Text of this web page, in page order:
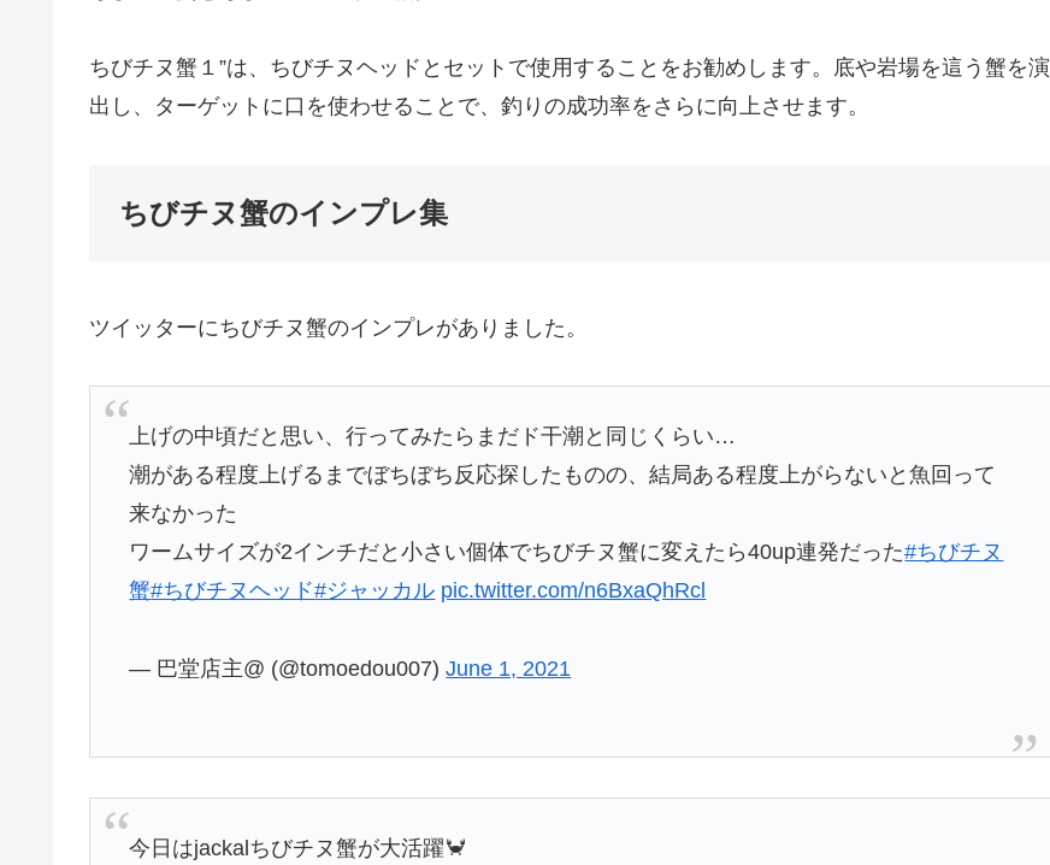
ちびチヌ蟹１”は、ちびチヌヘッドとセットで使用することをお勧めします。底や岩場を這う蟹を演
出し、ターゲットに口を使わせることで、釣りの成功率をさらに向上させます。
ちびチヌ蟹のインプレ集
ツイッターにちびチヌ蟹のインプレがありました。
上げの中頃だと思い、行ってみたらまだド干潮と同じくらい…
潮がある程度上げるまでぼちぼち反応探したものの、結局ある程度上がらないと魚回って
来なかった
ワームサイズが2インチだと小さい個体でちびチヌ蟹に変えたら40up連発だった#ちびチヌ
蟹#ちびチヌヘッド#ジャッカル pic.twitter.com/n6BxaQhRcl
— 巴堂店主@ (@tomoedou007)June 1, 2021
今日はjackalちびチヌ蟹が大活躍🦀